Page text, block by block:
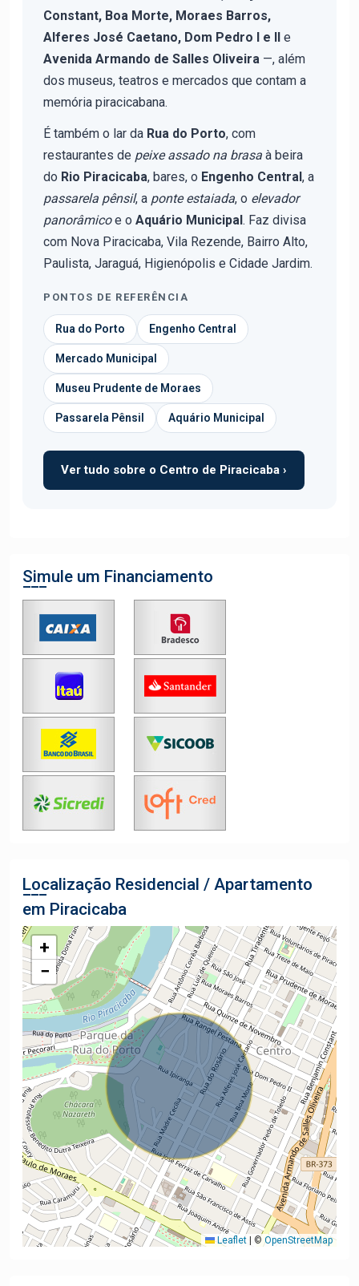
Constant, Boa Morte, Moraes Barros,
Alferes José Caetano, Dom Pedro I e II e
Avenida Armando de Salles Oliveira —, além
dos museus, teatros e mercados que contam a
memória piracicabana.
É também o lar da Rua do Porto, com
restaurantes de peixe assado na brasa à beira
do Rio Piracicaba, bares, o Engenho Central, a
passarela pênsil, a ponte estaiada, o elevador
panorâmicoe o Aquário Municipal. Faz divisa
com Nova Piracicaba, Vila Rezende, Bairro Alto,
Paulista, Jaraguá, Higienópolis e Cidade Jardim.
PONTOS DE REFERÊNCIA
Rua do Porto Engenho Central
Mercado Municipal
Museu Prudente de Moraes
Passarela Pênsil Aquário Municipal
Ver tudo sobre o Centro de Piracicaba ›
Simule um Financiamento
Localização Residencial / Apartamento
em Piracicaba
+
−
Leaflet | © OpenStreetMap